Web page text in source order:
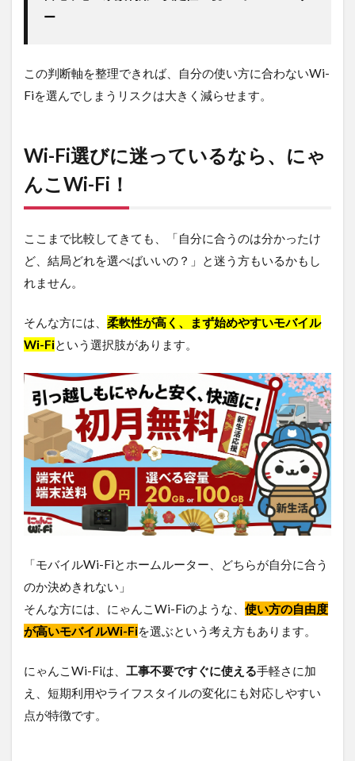
ー
この判断軸を整理できれば、自分の使い方に合わないWi-
Fiを選んでしまうリスクは大きく減らせます。
Wi-Fi選びに迷っているなら、にゃ
んこWi-Fi！
ここまで比較してきても、「自分に合うのは分かったけ
ど、結局どれを選べばいいの？」と迷う方もいるかもし
れません。
そんな方には、 柔軟性が高く、まず始めやすいモバイル
Wi-Fiという選択肢があります。
「モバイルWi-Fiとホームルーター、どちらが自分に合う
のか決めきれない」
そんな方には、にゃんこWi-Fiのような、 使い方の自由度
が高いモバイルWi-Fiを選ぶという考え方もあります。
にゃんこWi-Fiは、 工事不要ですぐに使える手軽さに加
え、短期利用やライフスタイルの変化にも対応しやすい
点が特徴です。